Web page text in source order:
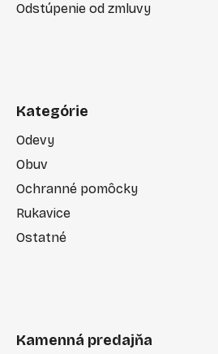
Odstúpenie od zmluvy
Kategórie
Odevy
Obuv
Ochranné pomôcky
Rukavice
Ostatné
Kamenná predajňa